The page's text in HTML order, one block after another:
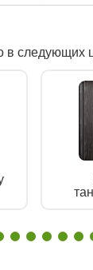
следующих